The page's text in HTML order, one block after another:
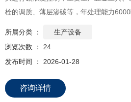
栓的调质、薄层渗碳等，年处理能力
所属分类 ：
生产设备
浏览次数 ： 24
发布时间 ： 2026-01-28
咨询详情